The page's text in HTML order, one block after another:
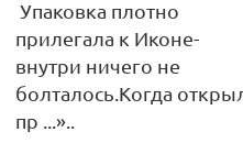
Упаковка плотно
прилегала к Иконе-
внутри ничего не
болталось.Когда
пр ...»..